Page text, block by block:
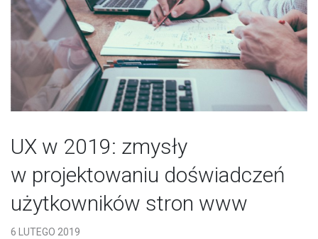
UX w 2019: zmysły
w projektowaniu doświadczeń
użytkowników stron www
6 LUTEGO 2019